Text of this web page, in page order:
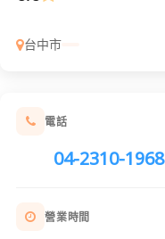
台中市
電話
04-2310-1968
營業時間